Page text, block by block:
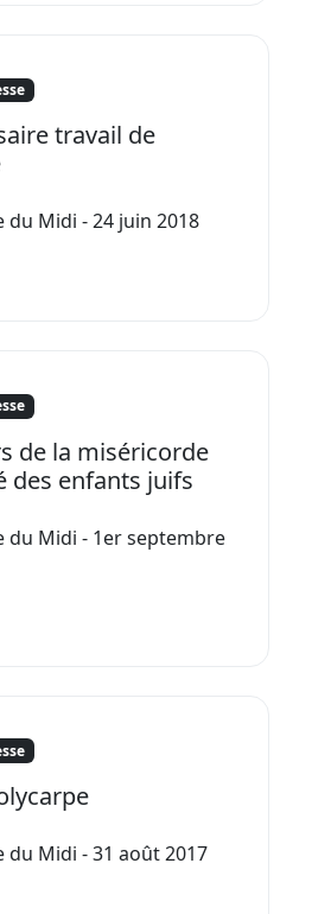
travail de
du Midi - 24 juin 2018
de la miséricorde
des enfants juifs
du Midi - 1er septembre
du Midi - 31 août 2017